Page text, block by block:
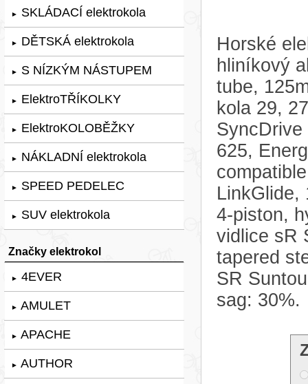
► SKLÁDACÍ elektrokola
► DĚTSKÁ elektrokola
► S NÍZKÝM NÁSTUPEM
► ElektroTŘÍKOLKY
► ElektroKOLOBĚŽKY
► NÁKLADNÍ elektrokola
► SPEED PEDELEC
► SUV elektrokola
Značky elektrokol
► 4EVER
► AMULET
► APACHE
► AUTHOR
Horské
hliníkový
tube,
kola 29,
625,
LinkGlide,
4-piston,
vidlice sR
tapered
SR
sag: 30%.